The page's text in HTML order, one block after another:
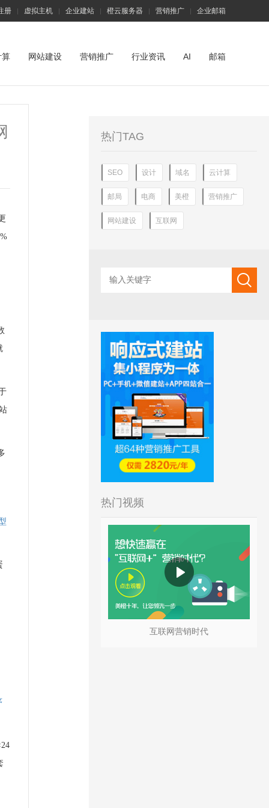
册 | 虚拟主机 | 企业建站 | 橙云服务器 | 营销推广 | 企业邮箱
算 网站建设 营销推广 行业资讯 AI 邮箱
热门TAG
SEO 设计 域名 云计算
邮局 电商 美橙 营销推广
网站建设 互联网
热门视频
互联网营销时代